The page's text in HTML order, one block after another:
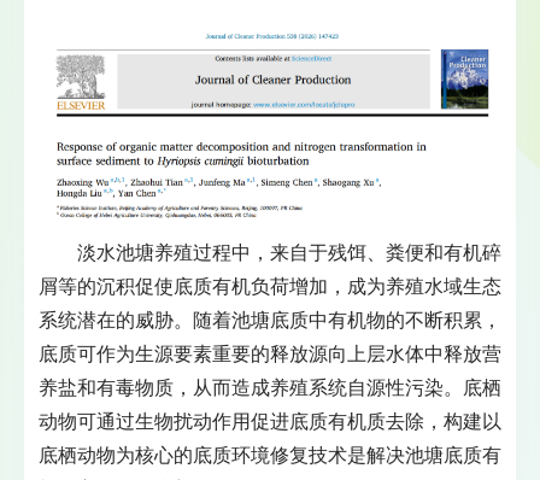
淡水池塘养殖过程中，来自于残饵、粪便和有机碎
屑等的沉积促使底质有机负荷增加，成为养殖水域生态
系统潜在的威胁。随着池塘底质中有机物的不断积累，
底质可作为生源要素重要的释放源向上层水体中释放营
养盐和有毒物质，从而造成养殖系统自源性污染。底栖
动物可通过生物扰动作用促进底质有机质去除，构建以
底栖动物为核心的底质环境修复技术是解决池塘底质有